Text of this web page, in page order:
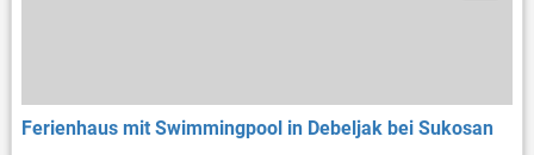
Ferienhaus mit Swimmingpool in Debeljak bei Sukosan